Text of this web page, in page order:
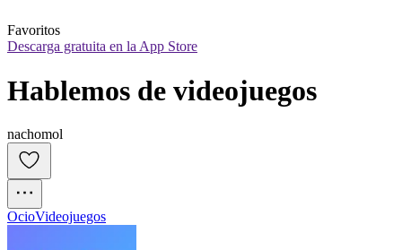
Favoritos
Descarga gratuita en la App Store
Hablemos de videojuegos
nachomol
OcioVideojuegos